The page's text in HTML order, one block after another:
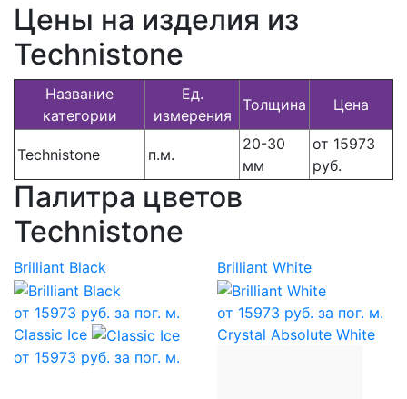
Цены на изделия из
Technistone
Название
категории
Ед.
измерения
Толщина Цена
Technistone п.м.
20-30
мм
от 15973
руб.
Палитра цветов
Technistone
Brilliant Black
от 15973 руб. за пог. м.
Brilliant White
от 15973 руб. за пог. м.
Classic Ice
от 15973 руб. за пог. м.
Crystal Absolute White